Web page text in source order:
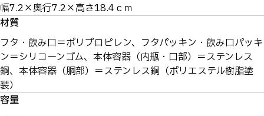
幅7.2×奥行7.2×高さ18.4ｃｍ
材質
フタ・飲み口＝ポリプロピレン、フタパッキン・飲み口パッキ
ン＝シリコーンゴム、本体容器（内瓶・口部）＝ステンレス
鋼、本体容器（胴部）＝ステンレス鋼（ポリエステル樹脂塗
装）
容量